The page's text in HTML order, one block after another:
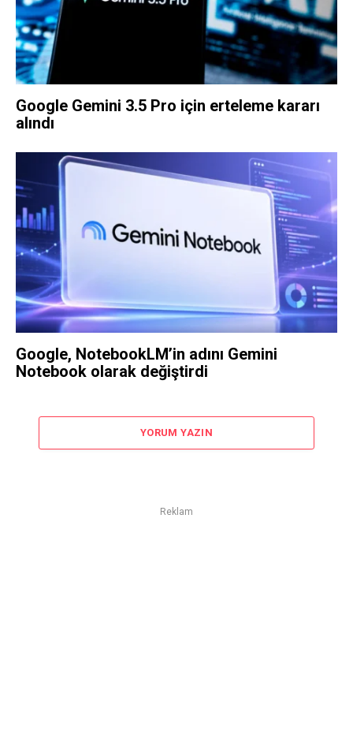
Google Gemini 3.5 Pro için erteleme kararı
alındı
Google, NotebookLM’in adını Gemini
Notebook olarak değiştirdi
YORUM YAZIN
Reklam